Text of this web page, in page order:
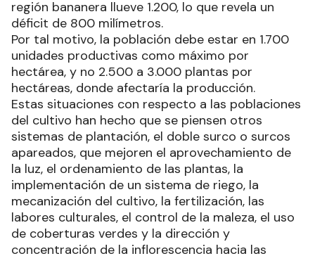
región bananera llueve 1.200, lo que revela un
déficit de 800 milímetros.
Por tal motivo, la población debe estar en 1.700
unidades productivas como máximo por
hectárea, y no 2.500 a 3.000 plantas por
hectáreas, donde afectaría la producción.
Estas situaciones con respecto a las poblaciones
del cultivo han hecho que se piensen otros
sistemas de plantación, el doble surco o surcos
apareados, que mejoren el aprovechamiento de
la luz, el ordenamiento de las plantas, la
implementación de un sistema de riego, la
mecanización del cultivo, la fertilización, las
labores culturales, el control de la maleza, el uso
de coberturas verdes y la dirección y
concentración de la inflorescencia hacia las